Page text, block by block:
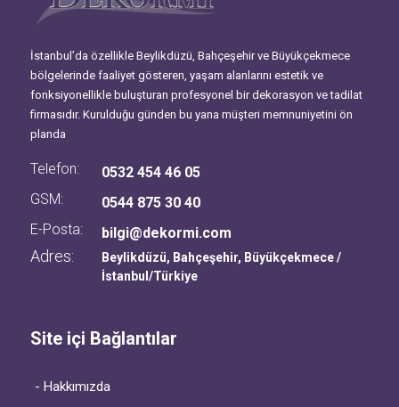
İstanbul’da özellikle Beylikdüzü, Bahçeşehir ve Büyükçekmece
bölgelerinde faaliyet gösteren, yaşam alanlarını estetik ve
fonksiyonellikle buluşturan profesyonel bir dekorasyon ve tadilat
firmasıdır. Kurulduğu günden bu yana müşteri memnuniyetini ön
planda
Telefon:
0532 454 46 05
GSM:
0544 875 30 40
E-Posta:
bilgi@dekormi.com
Adres:
Beylikdüzü, Bahçeşehir, Büyükçekmece /
İstanbul/Türkiye
Site içi Bağlantılar
- Hakkımızda